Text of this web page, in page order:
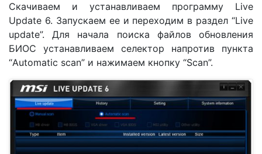
Скачиваем и устанавливаем программу Live
Update 6. Запускаем ее и переходим в раздел “Live
update”. Для начала поиска файлов обновления
БИОС устанавливаем селектор напротив пункта
“Automatic scan” и нажимаем кнопку “Scan”.